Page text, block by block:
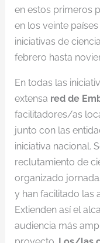
en estos primeros
en los veinte
iniciativas de
febrero hasta
En todas las
extensa red de
facilitadores/as
junto con las
iniciativa nacional.
reclutamiento de
organizado
y han facilitado las
Extienden así el
audiencia más